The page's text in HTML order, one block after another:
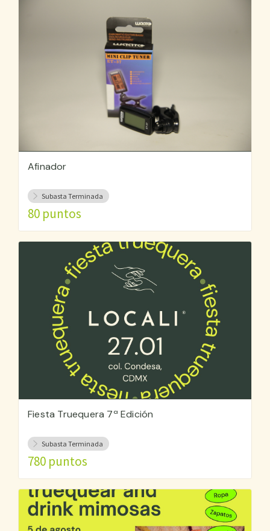
Afinador
Subasta Terminada
80 puntos
Fiesta Truequera 7ª Edición
Subasta Terminada
780 puntos